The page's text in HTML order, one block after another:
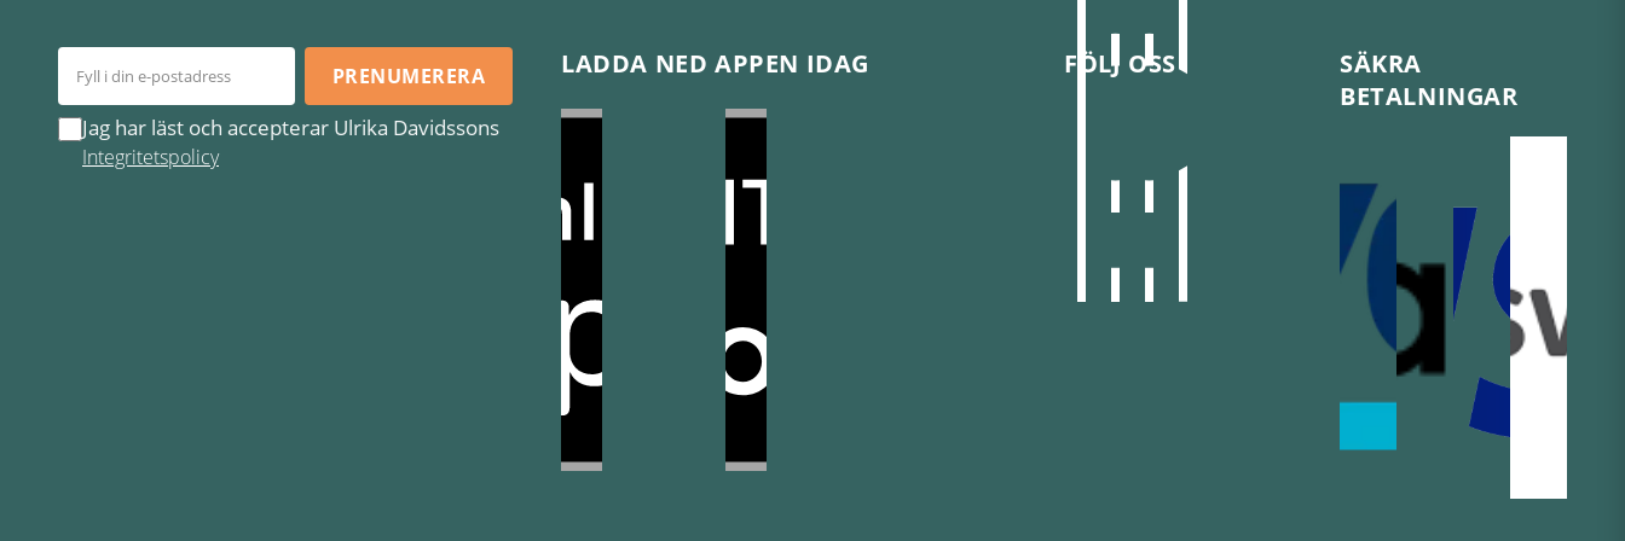
PRENUMERERA
Jag har läst och accepterar Ulrika Davidssons
Integritetspolicy
LADDA NED APPEN IDAG FÖLJ OSS
SÄKRA
BETALNINGAR